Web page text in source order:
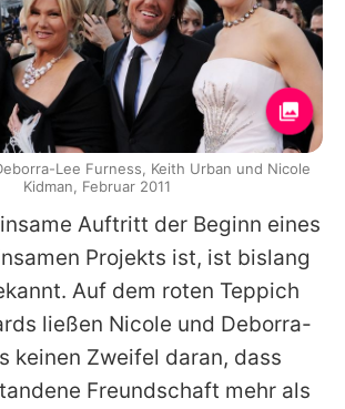
Auftritt der Beginn eines
Projekts ist, ist bislang
Auf dem roten Teppich
ließen Nicole und Deborra-
keinen Zweifel daran, dass
Freundschaft mehr als
Lee Furness, Keith Urban und Nicole
Kidman, Februar 2011